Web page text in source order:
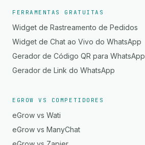
FERRAMENTAS GRATUITAS
Widget de Rastreamento de Pedidos
Widget de Chat ao Vivo do WhatsApp
Gerador de Código QR para WhatsApp
Gerador de Link do WhatsApp
EGROW VS COMPETIDORES
eGrow vs Wati
eGrow vs ManyChat